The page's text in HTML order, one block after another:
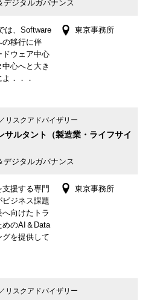
デジタルガバナンス
は、Software
の移行に伴
ドウェア中心
心へと大き
．．．
東京事務所
サルタント（製造業・ライフサイ
ジタルガバナンス
リスクアドバイザリー
援する専門
ジネス課題
向けたトラ
めのAI＆Data
を提供して
東京事務所
リスクアドバイザリー